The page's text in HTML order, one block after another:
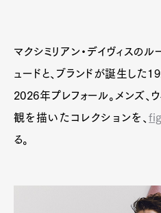
マクシミリアン・デイヴィスの
ュードと、ブランドが誕生し
2026年プレフォール。メンズ、
観を描いたコレクションを、
る。